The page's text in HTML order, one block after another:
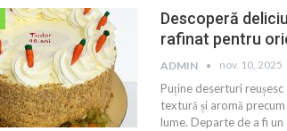
Descoperă
rafinat pentru
ADMIN nov. 10, 2025
Puține deserturi
textură și aromă
lume. Departe de a fi